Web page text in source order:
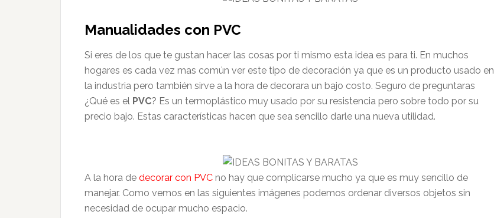
Manualidades con PVC
Si eres de los que te gustan hacer las cosas por ti mismo esta idea es para ti. En muchos
hogares es cada vez mas común ver este tipo de decoración ya que es un producto usado en
la industria pero también sirve a la hora de decorara un bajo costo. Seguro de preguntaras
¿Qué es el PVC? Es un termoplástico muy usado por su resistencia pero sobre todo por su
precio bajo. Estas características hacen que sea sencillo darle una nueva utilidad.
A la hora de decorar con PVC no hay que complicarse mucho ya que es muy sencillo de
manejar. Como vemos en las siguientes imágenes podemos ordenar diversos objetos sin
necesidad de ocupar mucho espacio.